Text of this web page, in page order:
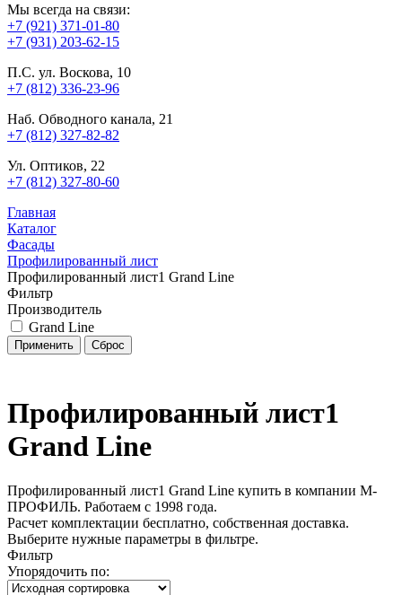
Мы всегда на связи:
+7 (921) 371-01-80
+7 (931) 203-62-15
П.С. ул. Воскова, 10
+7 (812) 336-23-96
Наб. Обводного канала, 21
+7 (812) 327-82-82
Ул. Оптиков, 22
+7 (812) 327-80-60
Главная
Каталог
Фасады
Профилированный лист
Профилированный лист1 Grand Line
Фильтр
Производитель
Grand Line
Профилированный лист1
Grand Line
Профилированный лист1 Grand Line купить в компании М-
ПРОФИЛЬ. Работаем с 1998 года.
Расчет комплектации бесплатно, собственная доставка.
Выберите нужные параметры в фильтре.
Фильтр
Упорядочить по: